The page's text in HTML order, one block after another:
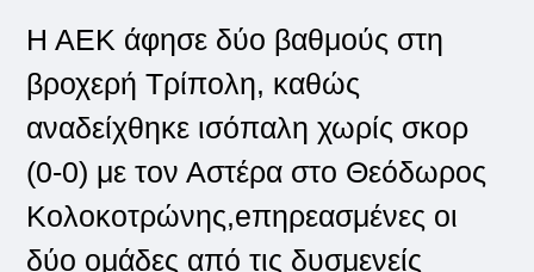
Η ΑΕΚ άφησε δύο βαθμούς στη
βροχερή Τρίπολη, καθώς
αναδείχθηκε ισόπαλη χωρίς σκορ
(0-0) με τον Αστέρα στο Θεόδωρος
Κολοκοτρώνης,eπηρεασμένες οι
δύο ομάδες από τις δυσμενείς